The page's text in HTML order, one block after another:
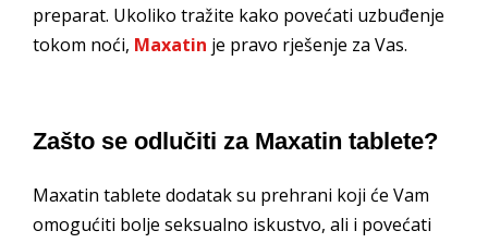
preparat. Ukoliko tražite kako povećati uzbuđenje
tokom noći, Maxatin je pravo rješenje za Vas.
Zašto se odlučiti za Maxatin tablete?
Maxatin tablete dodatak su prehrani koji će Vam
omogućiti bolje seksualno iskustvo, ali i povećati